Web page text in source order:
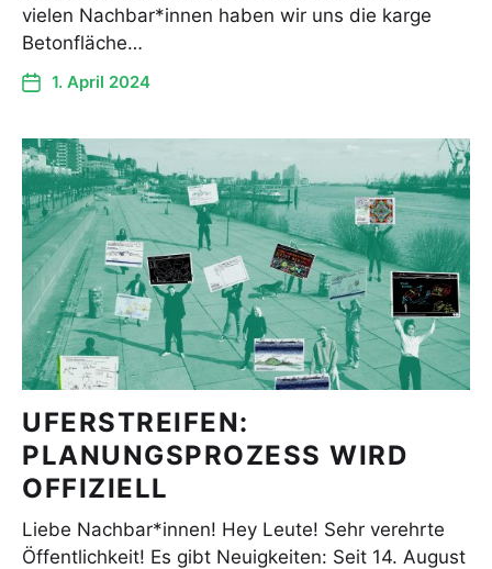
vielen Nachbar*innen haben wir uns die karge
Betonfläche…
1. April 2024
UFERSTREIFEN:
PLANUNGSPROZESS WIRD
OFFIZIELL
Liebe Nachbar*innen! Hey Leute! Sehr verehrte
Öffentlichkeit! Es gibt Neuigkeiten: Seit 14. August